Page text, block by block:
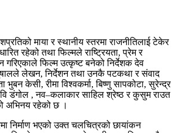
माया र स्थानीय स्तरमा राजनीतिलाई टेकेर
रहेको तथा फिल्मले राष्ट्रियता, प्रेम र
गरिएकाले फिल्म उत्कृष्ट बनेको निर्देशक देव
लेखन, निर्देशन तथा उनकै पटकथा र संवाद
केसी, रीमा विश्वकर्मा, बिष्णु सापकोटा, सुरेन्द्र
डंगोल , नव–कलाकार साहिल श्रेष्ठ र कुसुम राउत
अभिनय रहेको छ ।
निर्माण भएको उक्त चलचित्रको छायांकन